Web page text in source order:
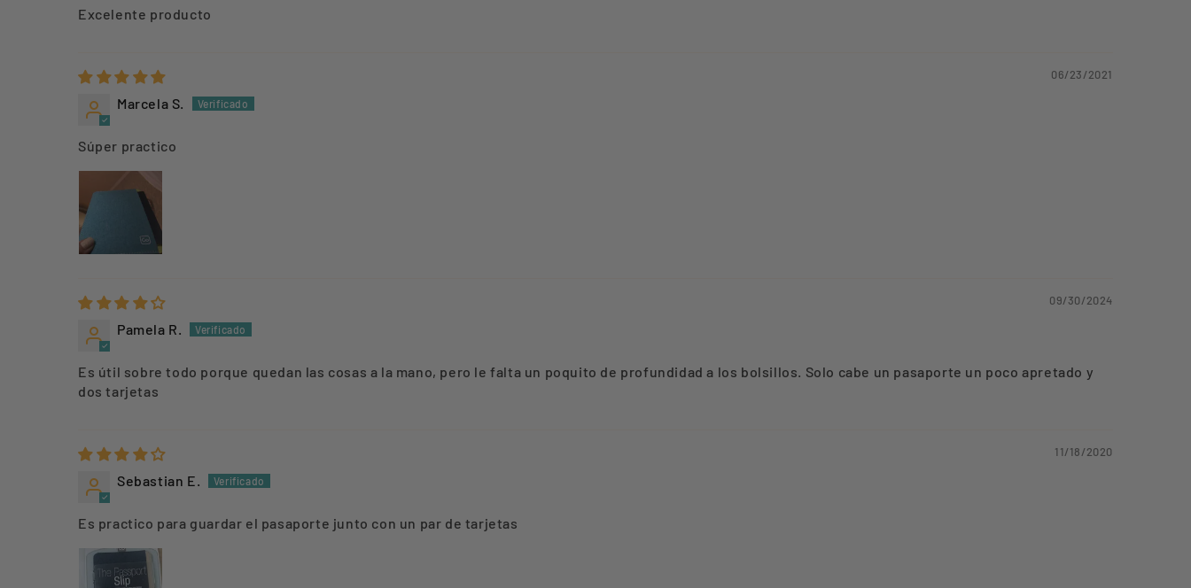
Excelente producto
06/23/2021
Marcela S.
Súper practico
09/30/2024
Pamela R.
Es útil sobre todo porque quedan las cosas a la mano, pero le falta un poquito de profundidad a los bolsillos. Solo cabe un pasaporte un poco apretado y
dos tarjetas
11/18/2020
Sebastian E.
Es practico para guardar el pasaporte junto con un par de tarjetas